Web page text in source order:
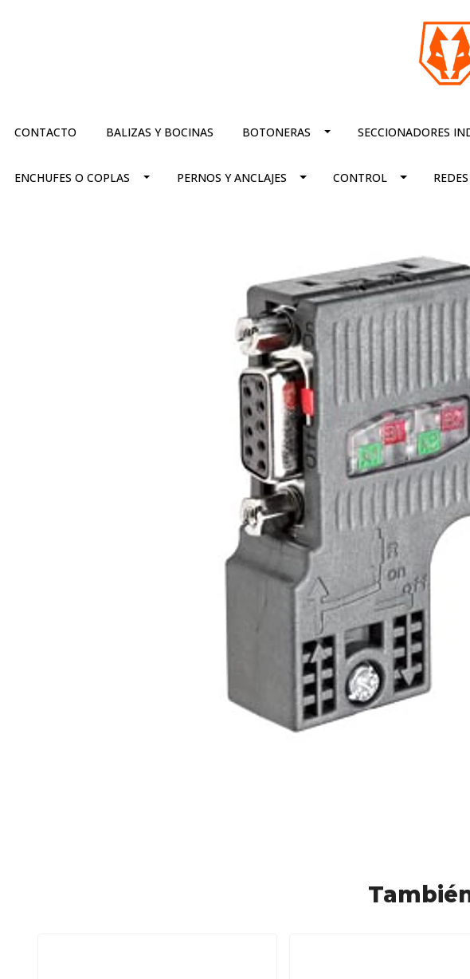
CONTACTO BALIZAS Y BOCINAS BOTONERAS SECCIONADORES
ENCHUFES O COPLAS PERNOS Y ANCLAJES CONTROL